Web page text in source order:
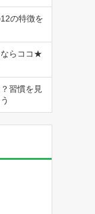
の特徴を
ならココ★
習慣を見